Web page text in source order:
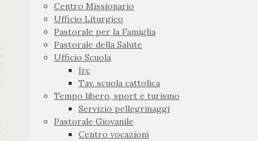
Centro Missionario
Ufficio Liturgico
Pastorale per la Famiglia
Pastorale della Salute
Ufficio Scuola
Irc
Tav. scuola cattolica
Tempo libero, sport e turismo
Servizio pellegrinaggi
Pastorale Giovanile
Centro vocazioni